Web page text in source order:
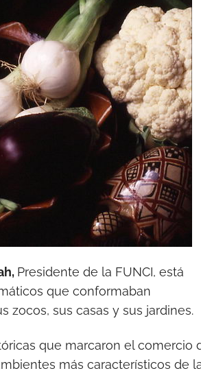
Presidente de la FUNCI, está
que conformaban
zocos, sus casas y sus jardines.
que marcaron el comercio
más característicos de